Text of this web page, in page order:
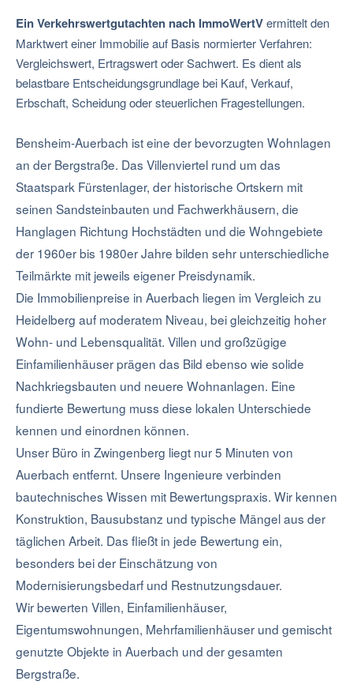
Ein Verkehrswertgutachten nach ImmoWertVermittelt den
Marktwert einer Immobilie auf Basis normierter Verfahren:
Vergleichswert, Ertragswert oder Sachwert. Es dient als
belastbare Entscheidungsgrundlage bei Kauf, Verkauf,
Erbschaft, Scheidung oder steuerlichen Fragestellungen.
Bensheim-Auerbach ist eine der bevorzugten Wohnlagen
an der Bergstraße. Das Villenviertel rund um das
Staatspark Fürstenlager, der historische Ortskern mit
seinen Sandsteinbauten und Fachwerkhäusern, die
Hanglagen Richtung Hochstädten und die Wohngebiete
der 1960er bis 1980er Jahre bilden sehr unterschiedliche
Teilmärkte mit jeweils eigener Preisdynamik.
Die Immobilienpreise in Auerbach liegen im Vergleich zu
Heidelberg auf moderatem Niveau, bei gleichzeitig hoher
Wohn- und Lebensqualität. Villen und großzügige
Einfamilienhäuser prägen das Bild ebenso wie solide
Nachkriegsbauten und neuere Wohnanlagen. Eine
fundierte Bewertung muss diese lokalen Unterschiede
kennen und einordnen können.
Unser Büro in Zwingenberg liegt nur 5 Minuten von
Auerbach entfernt. Unsere Ingenieure verbinden
bautechnisches Wissen mit Bewertungspraxis. Wir kennen
Konstruktion, Bausubstanz und typische Mängel aus der
täglichen Arbeit. Das fließt in jede Bewertung ein,
besonders bei der Einschätzung von
Modernisierungsbedarf und Restnutzungsdauer.
Wir bewerten Villen, Einfamilienhäuser,
Eigentumswohnungen, Mehrfamilienhäuser und gemischt
genutzte Objekte in Auerbach und der gesamten
Bergstraße.